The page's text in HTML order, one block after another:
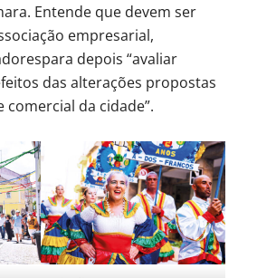
Entende que devem ser
empresarial,
depois “avaliar
das alterações propostas
da cidade”.